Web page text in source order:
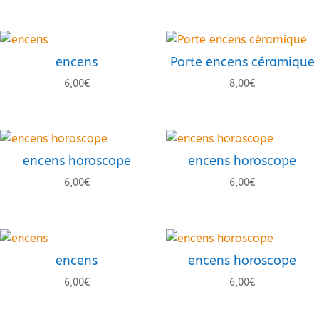
encens
6,00€
Porte encens céramique
8,00€
encens horoscope
6,00€
encens horoscope
6,00€
encens
6,00€
encens horoscope
6,00€